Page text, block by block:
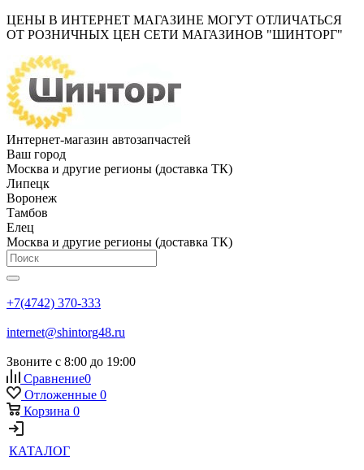
ЦЕНЫ В ИНТЕРНЕТ МАГАЗИНЕ МОГУТ ОТЛИЧАТЬСЯ
ОТ РОЗНИЧНЫХ ЦЕН СЕТИ МАГАЗИНОВ "ШИНТОРГ"
Интернет-магазин автозапчастей
Ваш город
Москва и другие регионы (доставка ТК)
Липецк
Воронеж
Тамбов
Елец
Москва и другие регионы (доставка ТК)
+7(4742) 370-333
internet@shintorg48.ru
Звоните с 8:00 до 19:00
Сравнение0
Отложенные 0
Корзина 0
КАТАЛОГ